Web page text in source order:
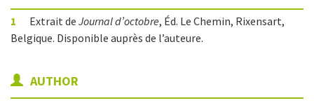
1 Extrait de Journal d’octobre, Éd. Le Chemin, Rixensart,
Belgique. Disponible auprès de l’auteure.
AUTHOR